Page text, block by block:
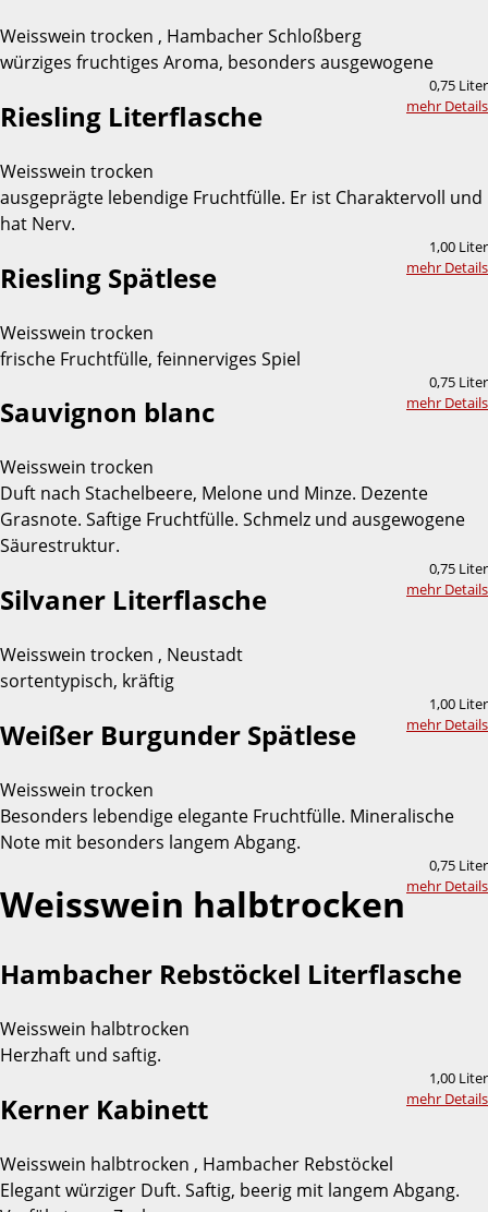
Weisswein trocken , Hambacher Schloßberg
würziges fruchtiges Aroma, besonders ausgewogene
0,75 Liter
mehr Details
Riesling Literflasche
Weisswein trocken
ausgeprägte lebendige Fruchtfülle. Er ist Charaktervoll und
hat Nerv.
1,00 Liter
mehr Details
Riesling Spätlese
Weisswein trocken
frische Fruchtfülle, feinnerviges Spiel
0,75 Liter
mehr Details
Sauvignon blanc
Weisswein trocken
Duft nach Stachelbeere, Melone und Minze. Dezente
Grasnote. Saftige Fruchtfülle. Schmelz und ausgewogene
Säurestruktur.
0,75 Liter
mehr Details
Silvaner Literflasche
Weisswein trocken , Neustadt
sortentypisch, kräftig
1,00 Liter
mehr Details
Weißer Burgunder Spätlese
Weisswein trocken
Besonders lebendige elegante Fruchtfülle. Mineralische
Note mit besonders langem Abgang.
0,75 Liter
mehr Details
Weisswein halbtrocken
Hambacher Rebstöckel Literflasche
Weisswein halbtrocken
Herzhaft und saftig.
1,00 Liter
mehr Details
Kerner Kabinett
Weisswein halbtrocken , Hambacher Rebstöckel
Elegant würziger Duft. Saftig, beerig mit langem Abgang.